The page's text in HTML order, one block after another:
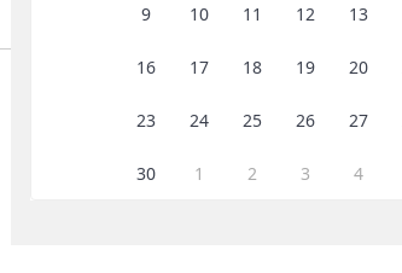
9 10 11 12 13
16 17 18 19 20
23 24 25 26 27
30 1 2 3 4